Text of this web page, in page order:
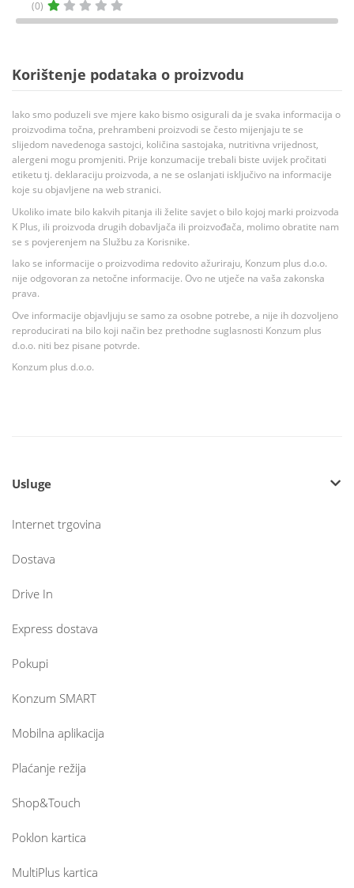
(0)
Korištenje podataka o proizvodu
Iako smo poduzeli sve mjere kako bismo osigurali da je svaka informacija o
proizvodima točna, prehrambeni proizvodi se često mijenjaju te se
slijedom navedenoga sastojci, količina sastojaka, nutritivna vrijednost,
alergeni mogu promjeniti. Prije konzumacije trebali biste uvijek pročitati
etiketu tj. deklaraciju proizvoda, a ne se oslanjati isključivo na informacije
koje su objavljene na web stranici.
Ukoliko imate bilo kakvih pitanja ili želite savjet o bilo kojoj marki proizvoda
K Plus, ili proizvoda drugih dobavljača ili proizvođača, molimo obratite nam
se s povjerenjem na Službu za Korisnike.
Iako se informacije o proizvodima redovito ažuriraju, Konzum plus d.o.o.
nije odgovoran za netočne informacije. Ovo ne utječe na vaša zakonska
prava.
Ove informacije objavljuju se samo za osobne potrebe, a nije ih dozvoljeno
reproducirati na bilo koji način bez prethodne suglasnosti Konzum plus
d.o.o. niti bez pisane potvrde.
Konzum plus d.o.o.
Usluge
Internet trgovina
Dostava
Drive In
Express dostava
Pokupi
Konzum SMART
Mobilna aplikacija
Plaćanje režija
Shop&Touch
Poklon kartica
MultiPlus kartica